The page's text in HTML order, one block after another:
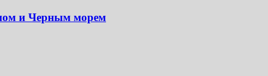
и Черным морем